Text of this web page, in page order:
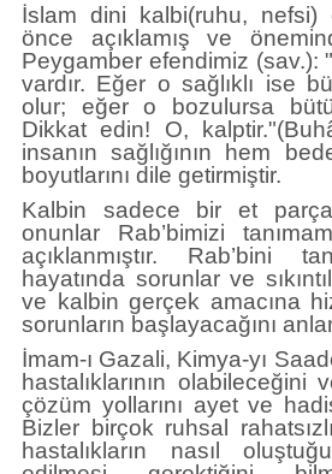
İslam dini kalbi(ruhu,
önce açıklamış ve
Peygamber efendimiz (sav.):
vardır. Eğer o sağlıklı ise
olur; eğer o bozulursa
Dikkat edin! O,
insanın sağlığının hem
boyutlarını dile getirmiştir.
Kalbin sadece bir et
onunlar Rab’bimizi
açıklanmıştır. Rab’bini
hayatında sorunlar ve
ve kalbin gerçek amacına
sorunların başlayacağını
İmam-ı Gazali, Kimya-yı
hastalıklarının olabileceğini
çözüm yollarını ayet ve
Bizler birçok ruhsal
hastalıkların nasıl